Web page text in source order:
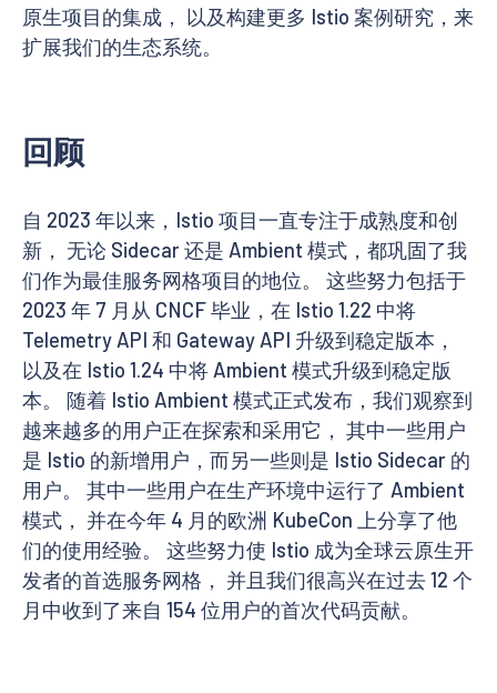
原生项目的集成， 以及构建更多 Istio 案例研究，来
扩展我们的生态系统。
回顾
自 2023 年以来，Istio 项目一直专注于成熟度和创
新， 无论 Sidecar 还是 Ambient 模式，都巩固了我
们作为最佳服务网格项目的地位。 这些努力包括于
2023 年 7 月从 CNCF 毕业，在 Istio 1.22 中将
Telemetry API 和 Gateway API 升级到稳定版本，
以及在 Istio 1.24 中将 Ambient 模式升级到稳定版
本。 随着 Istio Ambient 模式正式发布，我们观察到
越来越多的用户正在探索和采用它， 其中一些用户
是 Istio 的新增用户，而另一些则是 Istio Sidecar 的
用户。 其中一些用户在生产环境中运行了 Ambient
模式， 并在今年 4 月的欧洲 KubeCon 上分享了他
们的使用经验。 这些努力使 Istio 成为全球云原生开
发者的首选服务网格， 并且我们很高兴在过去 12 个
月中收到了来自 154 位用户的首次代码贡献。